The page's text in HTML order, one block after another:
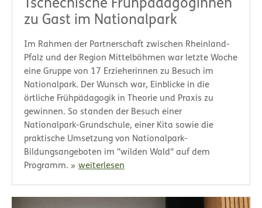
Tschechische Frühpädagoginnen
zu Gast im Nationalpark
Im Rahmen der Partnerschaft zwischen Rheinland-
Pfalz und der Region Mittelböhmen war letzte Woche
eine Gruppe von 17 Erzieherinnen zu Besuch im
Nationalpark. Der Wunsch war, Einblicke in die
örtliche Frühpädagogik in Theorie und Praxis zu
gewinnen. So standen der Besuch einer
Nationalpark-Grundschule, einer Kita sowie die
praktische Umsetzung von Nationalpark-
Bildungsangeboten im "wilden Wald" auf dem
Programm.
weiterlesen